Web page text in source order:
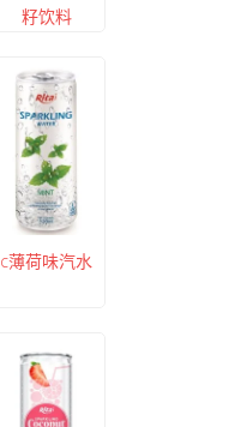
籽饮料
c薄荷味汽水